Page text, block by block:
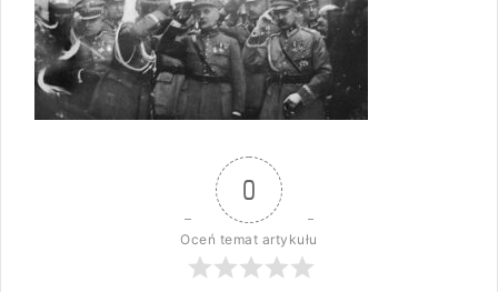
0
Oceń temat artykułu